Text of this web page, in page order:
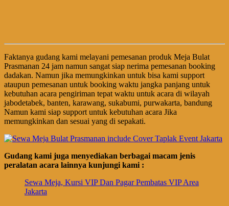
Faktanya gudang kami melayani pemesanan produk Meja Bulat
Prasmanan 24 jam namun sangat siap nerima pemesanan booking
dadakan. Namun jika memungkinkan untuk bisa kami support
ataupun pemesanan untuk booking waktu jangka panjang untuk
kebutuhan acara pengiriman tepat waktu untuk acara di wilayah
jabodetabek, banten, karawang, sukabumi, purwakarta, bandung
Namun kami siap support untuk kebutuhan acara Jika
memungkinkan dan sesuai yang di sepakati.
Gudang kami juga menyediakan berbagai macam jenis
peralatan acara lainnya kunjungi kami :
Sewa Meja, Kursi VIP Dan Pagar Pembatas VIP Area
Jakarta